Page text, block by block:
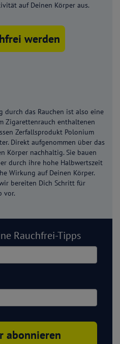
auf Deinen Körper aus.
werden
durch das Rauchen ist also eine
Zigarettenrauch enthaltenen
Zerfallsprodukt Polonium
Direkt aufgenommen über das
Körper nachhaltig. Sie bauen
durch ihre hohe Halbwertszeit
Wirkung auf Deinen Körper.
bereiten Dich Schritt für
vor.
Rauchfrei-Tipps